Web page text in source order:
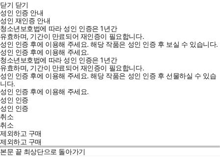
닫기 닫기
성인 인증 안내
성인 재인증 안내
청소년보호법에 따라 성인 인증은 1년간
유효하며, 기간이 만료되어 재인증이 필요합니다.
성인 인증 후에 이용해 주세요.해당 작품은 성인 인증 후 보실 수 있습니다.
성인 인증 후에 이용해 주세요.
청소년보호법에 따라 성인 인증은 1년간
유효하며, 기간이 만료되어 재인증이 필요합니다.
성인 인증 후에 이용해 주세요.해당 작품은 성인 인증 후 선물하실 수 있습
니다.
성인 인증 후에 이용해 주세요.
성인 인증
성인 인증
취소
취소
제외하고 구매
제외하고 구매
본문 끝 최상단으로 돌아가기